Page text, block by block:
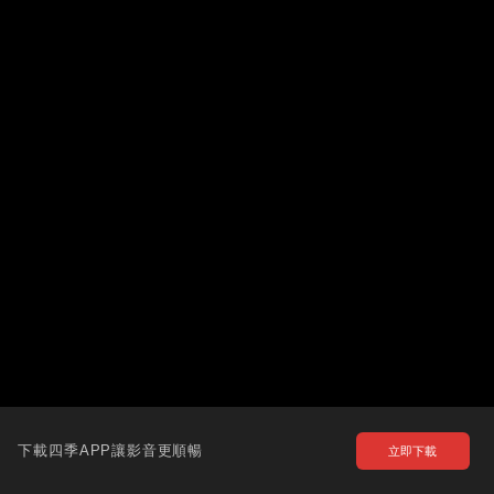
下載四季APP讓影音更順暢 立即下載